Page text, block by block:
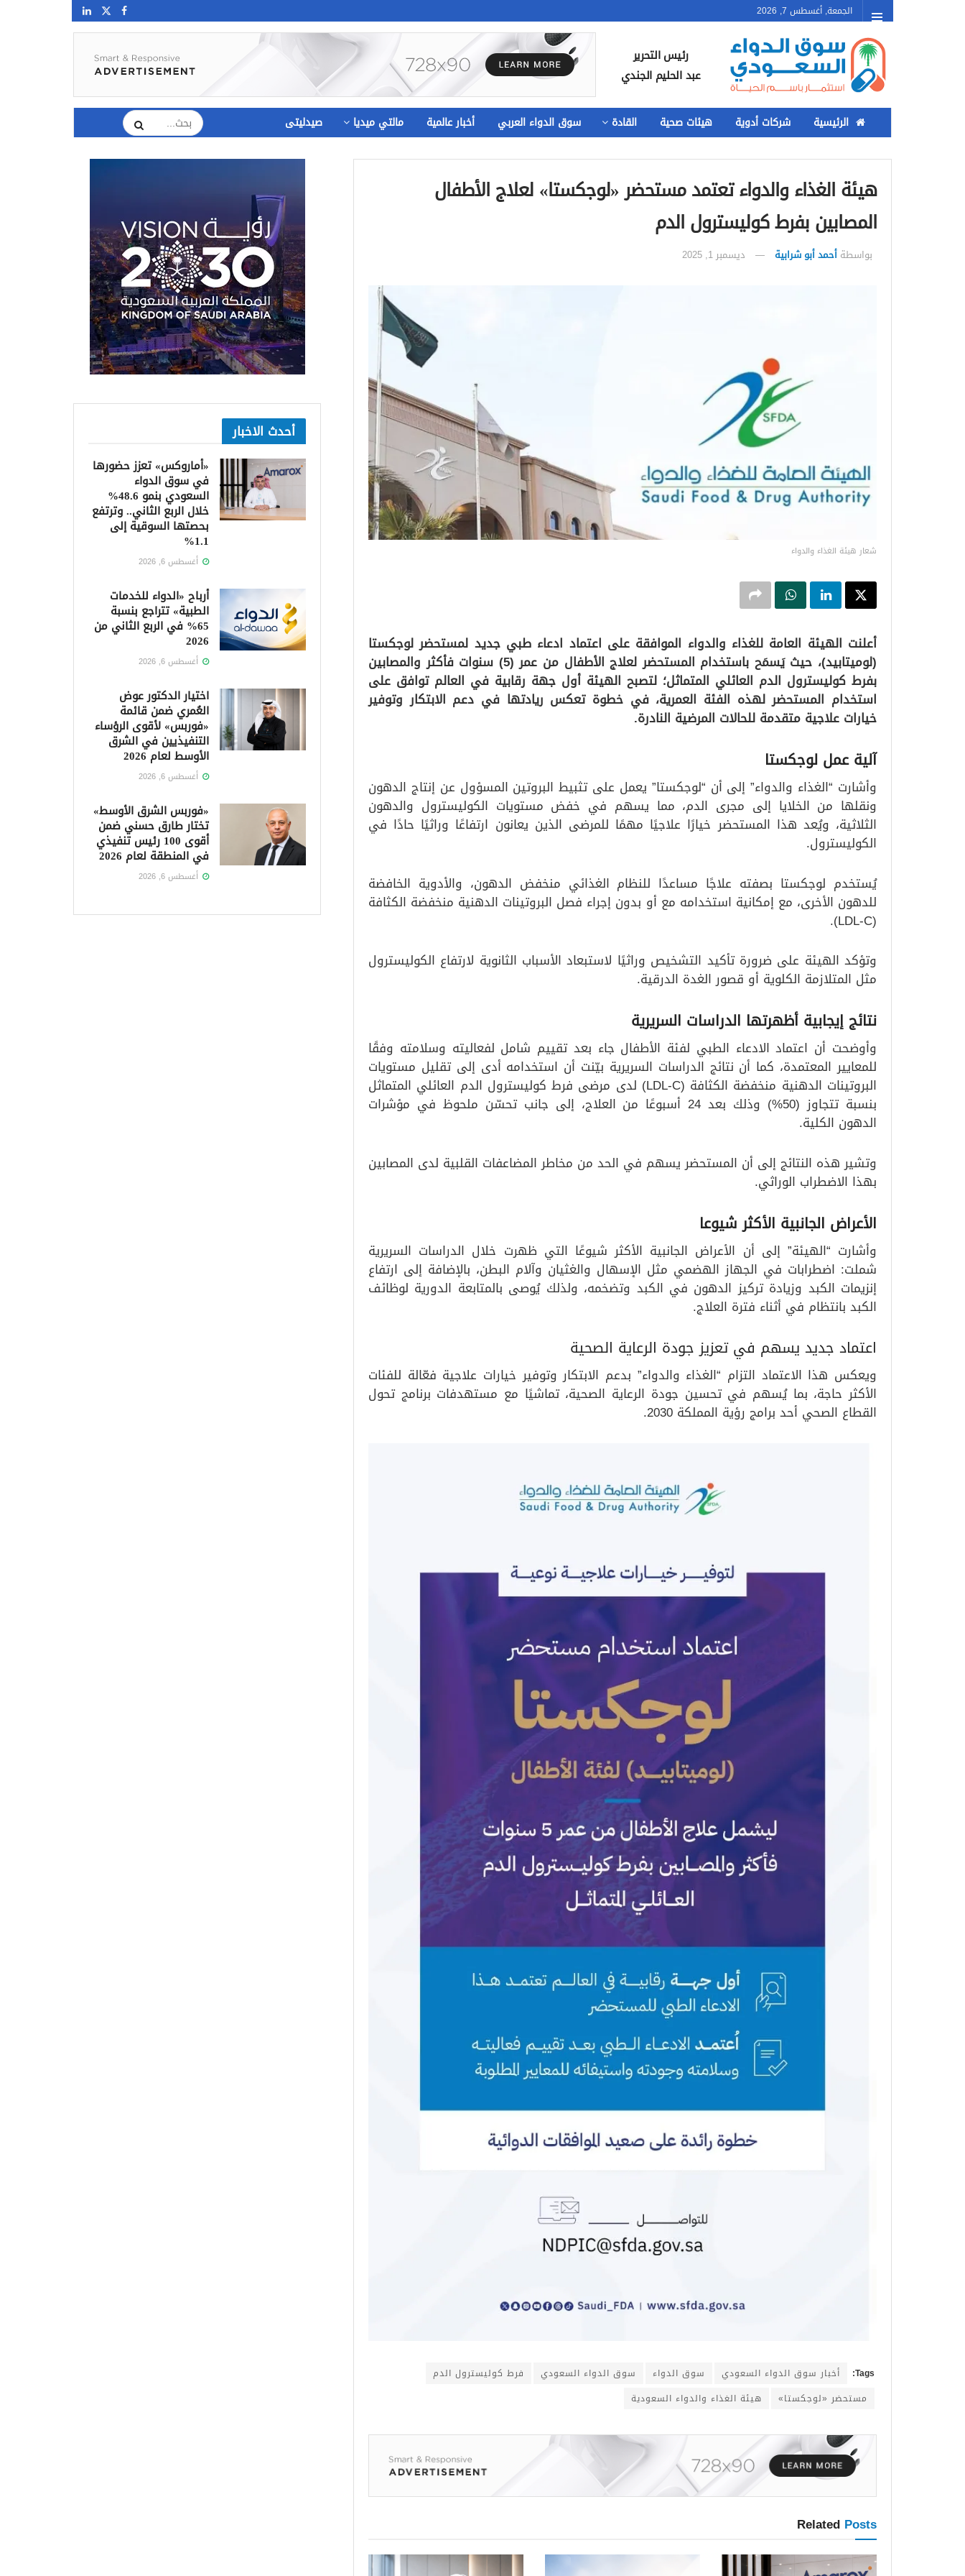
الجمعة, أغسطس 7, 2026
رئيس التحرير
عبد الحليم الجندي
الرئيسية شركات أدوية هيئات صحية القادة سوق الدواء العربي أخبار عالمية مالتي ميديا صيدليتى
هيئة الغذاء والدواء تعتمد مستحضر «لوجكستا» لعلاج الأطفال
المصابين بفرط كوليسترول الدم
بواسطة أحمد أبو شرابية ديسمبر 1, 2025
شعار هيئة الغذاء والدواء
أعلنت الهيئة العامة للغذاء والدواء الموافقة على اعتماد ادعاء طبي جديد لمستحضر لوجكستا
(لوميتابيد)، حيث يَسمَح باستخدام المستحضر لعلاج الأطفال من عمر (5) سنوات فأكثر والمصابين
بفرط كوليسترول الدم العائلي المتماثل؛ لتصبح الهيئة أول جهة رقابية في العالم توافق على
استخدام المستحضر لهذه الفئة العمرية، في خطوة تعكس ريادتها في دعم الابتكار وتوفير
خيارات علاجية متقدمة للحالات المرضية النادرة.
آلية عمل لوجكستا
وأشارت “الغذاء والدواء” إلى أن “لوجكستا” يعمل على تثبيط البروتين المسؤول عن إنتاج الدهون
ونقلها من الخلايا إلى مجرى الدم، مما يسهم في خفض مستويات الكوليسترول والدهون
الثلاثية، ويُعد هذا المستحضر خيارًا علاجيًا مهمًا للمرضى الذين يعانون ارتفاعًا وراثيًا حادًا في
الكوليسترول.
يُستخدم لوجكستا بصفته علاجًا مساعدًا للنظام الغذائي منخفض الدهون، والأدوية الخافضة
للدهون الأخرى، مع إمكانية استخدامه مع أو بدون إجراء فصل البروتينات الدهنية منخفضة الكثافة
(LDL-C).
وتؤكد الهيئة على ضرورة تأكيد التشخيص وراثيًا لاستبعاد الأسباب الثانوية لارتفاع الكوليسترول
مثل المتلازمة الكلوية أو قصور الغدة الدرقية.
نتائج إيجابية أظهرتها الدراسات السريرية
وأوضحت أن اعتماد الادعاء الطبي لفئة الأطفال جاء بعد تقييم شامل لفعاليته وسلامته وفقًا
للمعايير المعتمدة، كما أن نتائج الدراسات السريرية بيّنت أن استخدامه أدى إلى تقليل مستويات
البروتينات الدهنية منخفضة الكثافة (LDL-C) لدى مرضى فرط كوليسترول الدم العائلي المتماثل
بنسبة تتجاوز (50%) وذلك بعد 24 أسبوعًا من العلاج، إلى جانب تحسّن ملحوظ في مؤشرات
الدهون الكلية.
وتشير هذه النتائج إلى أن المستحضر يسهم في الحد من مخاطر المضاعفات القلبية لدى المصابين
بهذا الاضطراب الوراثي.
الأعراض الجانبية الأكثر شيوعا
وأشارت “الهيئة” إلى أن الأعراض الجانبية الأكثر شيوعًا التي ظهرت خلال الدراسات السريرية
شملت: اضطرابات في الجهاز الهضمي مثل الإسهال والغثيان وآلام البطن، بالإضافة إلى ارتفاع
إنزيمات الكبد وزيادة تركيز الدهون في الكبد وتضخمه، ولذلك يُوصى بالمتابعة الدورية لوظائف
الكبد بانتظام في أثناء فترة العلاج.
اعتماد جديد يسهم في تعزيز جودة الرعاية الصحية
ويعكس هذا الاعتماد التزام “الغذاء والدواء” بدعم الابتكار وتوفير خيارات علاجية فعّالة للفئات
الأكثر حاجة، بما يُسهم في تحسين جودة الرعاية الصحية، تماشيًا مع مستهدفات برنامج تحول
القطاع الصحي أحد برامج رؤية المملكة 2030.
Tags: أخبار سوق الدواء السعودي سوق الدواء سوق الدواء السعودي
فرط كوليسترول الدم
مستحضر «لوجكستا»
هيئة الغذاء والدواء السعودية
Related Posts
أحدث الاخبار
«أماروكس» تعزز حضورها
في سوق الدواء
السعودي بنمو 48.6%
خلال الربع الثاني.. وترتفع
بحصتها السوقية إلى
1.1%
أغسطس 6, 2026
أرباح «الدواء للخدمات
الطبية» تتراجع بنسبة
65% في الربع الثاني من
2026
أغسطس 6, 2026
اختيار الدكتور عوض
العُمري ضمن قائمة
«فوربس» لأقوى الرؤساء
التنفيذيين في الشرق
الأوسط لعام 2026
أغسطس 6, 2026
«فوربس الشرق الأوسط»
تختار طارق حسني ضمن
أقوى 100 رئيس تنفيذي
في المنطقة لعام 2026
أغسطس 6, 2026